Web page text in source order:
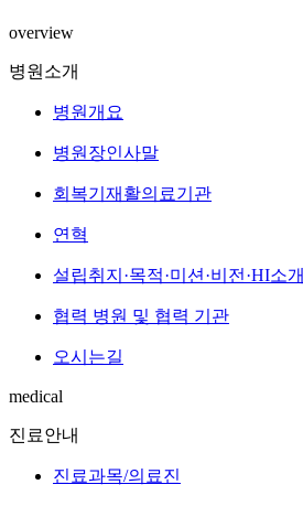
overview
병원소개
병원개요
병원장인사말
회복기재활의료기관
연혁
설립취지·목적·미션·비전·HI소개
협력 병원 및 협력 기관
오시는길
medical
진료안내
진료과목/의료진